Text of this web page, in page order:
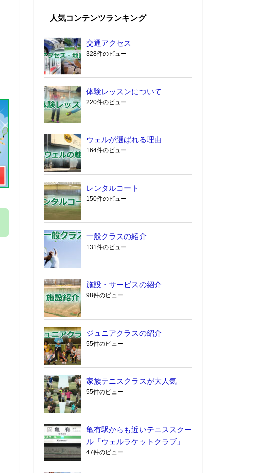
人気コンテンツランキング
交通アクセス
328件のビュー
体験レッスンについて
220件のビュー
ウェルが選ばれる理由
164件のビュー
レンタルコート
150件のビュー
一般クラスの紹介
131件のビュー
施設・サービスの紹介
98件のビュー
ジュニアクラスの紹介
55件のビュー
家族テニスクラスが大人気
55件のビュー
亀有駅からも近いテニススクー
ル「ウェルラケットクラブ」
47件のビュー